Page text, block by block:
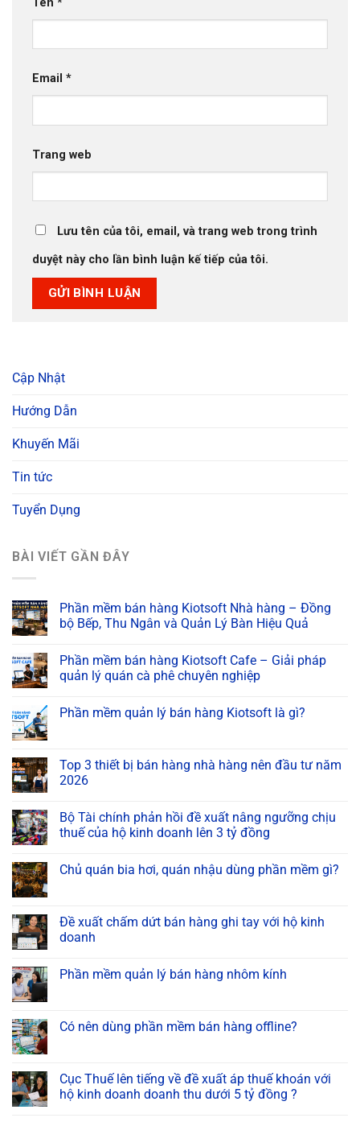
Tên *
Email *
Trang web
Lưu tên của tôi, email, và trang web trong trình
duyệt này cho lần bình luận kế tiếp của tôi.
Cập Nhật
Hướng Dẫn
Khuyến Mãi
Tin tức
Tuyển Dụng
BÀI VIẾT GẦN ĐÂY
Phần mềm bán hàng Kiotsoft Nhà hàng – Đồng
bộ Bếp, Thu Ngân và Quản Lý Bàn Hiệu Quả
Phần mềm bán hàng Kiotsoft Cafe – Giải pháp
quản lý quán cà phê chuyên nghiệp
Phần mềm quản lý bán hàng Kiotsoft là gì?
Top 3 thiết bị bán hàng nhà hàng nên đầu tư năm
2026
Bộ Tài chính phản hồi đề xuất nâng ngưỡng chịu
thuế của hộ kinh doanh lên 3 tỷ đồng
Chủ quán bia hơi, quán nhậu dùng phần mềm gì?
Đề xuất chấm dứt bán hàng ghi tay với hộ kinh
doanh
Phần mềm quản lý bán hàng nhôm kính
Có nên dùng phần mềm bán hàng offline?
Cục Thuế lên tiếng về đề xuất áp thuế khoán với
hộ kinh doanh doanh thu dưới 5 tỷ đồng ?